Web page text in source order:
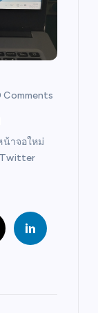
Comments
น้าจอใหม่
Twitter